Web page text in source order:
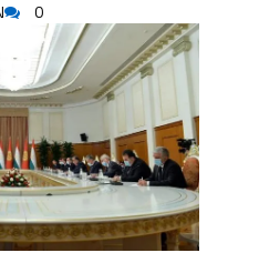
Park
шахмат
чоң
улуу көч
керек!”
0